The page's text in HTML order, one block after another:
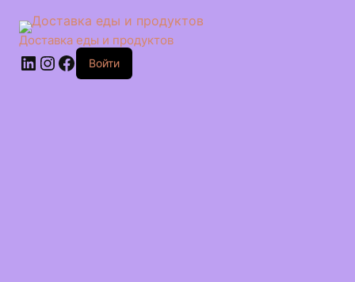
сутиДоставка еды и продуктов
LinkedIn
Instagram
Facebook
Войти